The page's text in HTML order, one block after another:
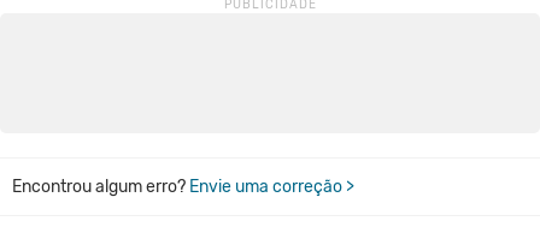
Encontrou algum erro? Envie uma correção >